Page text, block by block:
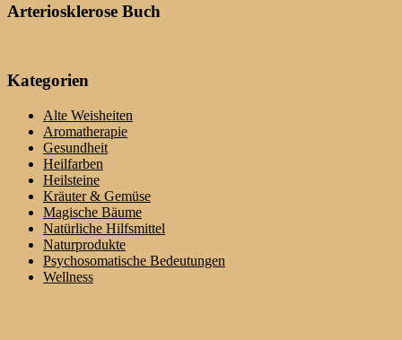
Arteriosklerose Buch
Kategorien
Alte Weisheiten
Aromatherapie
Gesundheit
Heilfarben
Heilsteine
Kräuter & Gemüse
Magische Bäume
Natürliche Hilfsmittel
Naturprodukte
Psychosomatische Bedeutungen
Wellness